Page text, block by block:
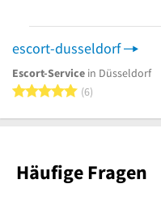
escort-dusseldorf
Escort-Service in Düsseldorf
5 von 5 Sternen
6
Häufige Fragen